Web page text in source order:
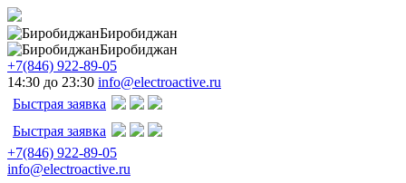
Биробиджан
Биробиджан
+7(846) 922-89-05
14:30 до 23:30 info@electroactive.ru
Быстрая заявка
Быстрая заявка
+7(846) 922-89-05
info@electroactive.ru